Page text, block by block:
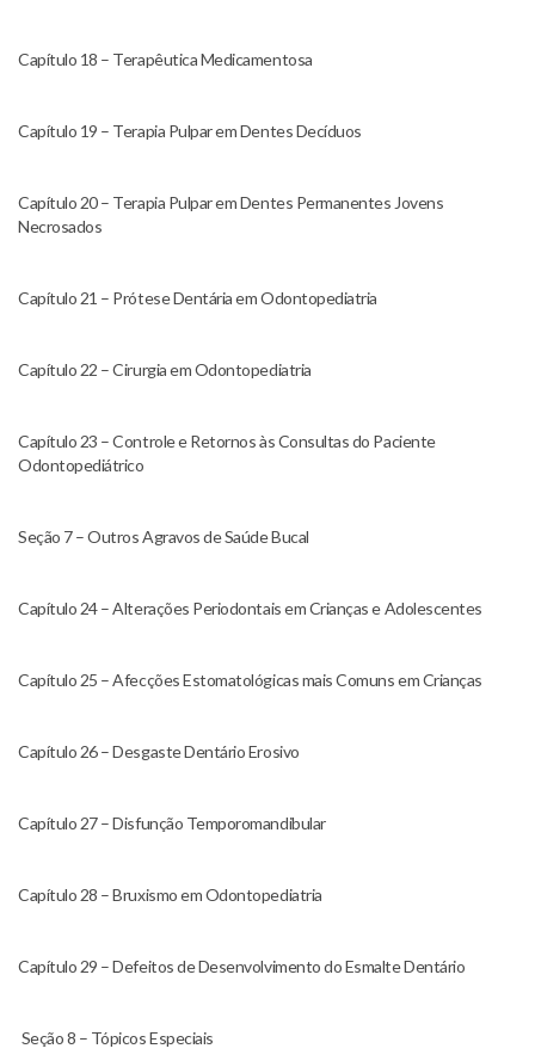
Capítulo 18 – Terapêutica Medicamentosa
Capítulo 19 – Terapia Pulpar em Dentes Decíduos
Capítulo 20 – Terapia Pulpar em Dentes Permanentes Jovens
Necrosados
Capítulo 21 – Prótese Dentária em Odontopediatria
Capítulo 22 – Cirurgia em Odontopediatria
Capítulo 23 – Controle e Retornos às Consultas do Paciente
Odontopediátrico
Seção 7 – Outros Agravos de Saúde Bucal
Capítulo 24 – Alterações Periodontais em Crianças e Adolescentes
Capítulo 25 – Afecções Estomatológicas mais Comuns em Crianças
Capítulo 26 – Desgaste Dentário Erosivo
Capítulo 27 – Disfunção Temporomandibular
Capítulo 28 – Bruxismo em Odontopediatria
Capítulo 29 – Defeitos de Desenvolvimento do Esmalte Dentário
Seção 8 – Tópicos Especiais